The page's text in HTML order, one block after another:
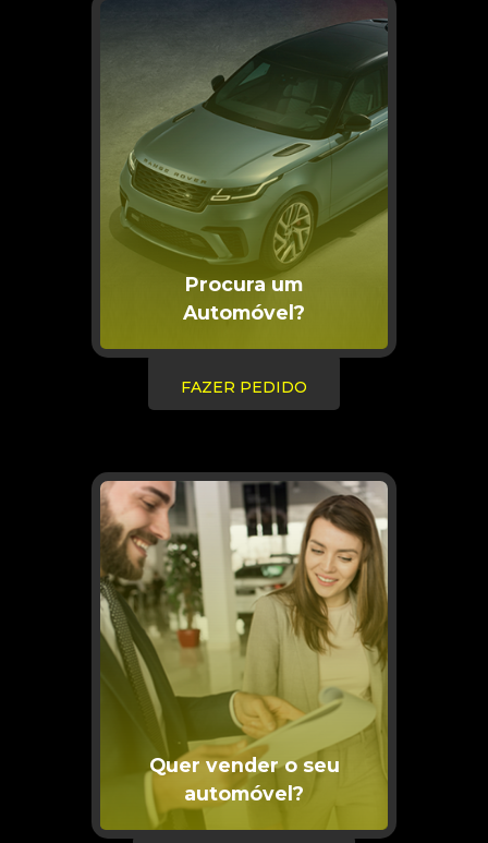
Procura um
Automóvel?
FAZER PEDIDO
Quer vender o seu
automóvel?